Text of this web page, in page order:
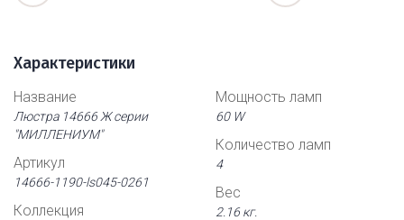
Характеристики
Название
Люстра 14666 Ж серии
"МИЛЛЕНИУМ"
Артикул
14666-1190-ls045-0261
Коллекция
Мощность ламп
60 W
Количество ламп
4
Вес
2.16 кг.